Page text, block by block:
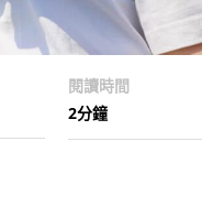
閱讀時間
2分鐘